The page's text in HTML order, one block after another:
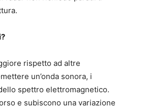
rispetto ad altre
un’onda sonora, i
spettro elettromagnetico.
e subiscono una variazione